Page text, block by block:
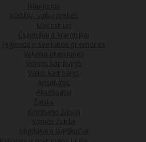
Naujienos
Kūdikių, vaikų prekės
Maitinimas
Čiulptukai ir kramtukai
Higienos ir sveikatos priemonės
Valymo priemonės
Vonios kambarys
Vaiko kambarys
Apsaugos
Aksesuarai
Žaislai
Kambario žaislai
Vonios žaislai
Migdukai ir barškučiai